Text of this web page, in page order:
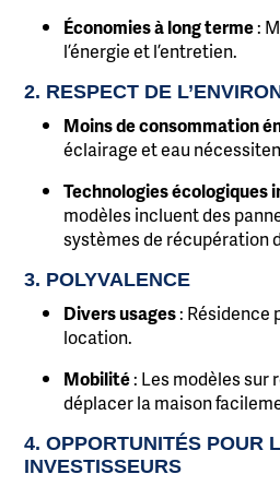
Économies à long terme:
l’énergie et l’entretien.
2. RESPECT DE
Moins de consommation
éclairage et eau
Technologies écologiques
modèles incluent des
systèmes de récupération
3. POLYVALENCE
Divers usages: Résidence
location.
Mobilité: Les modèles sur
déplacer la maison
4. OPPORTUNITÉS POUR
INVESTISSEURS